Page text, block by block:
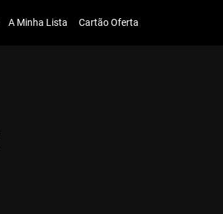
A Minha Lista Cartão Oferta